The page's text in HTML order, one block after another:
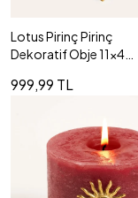
Lotus Pirinç Pirinç
Dekoratif Obje 11x4
999,99 TL